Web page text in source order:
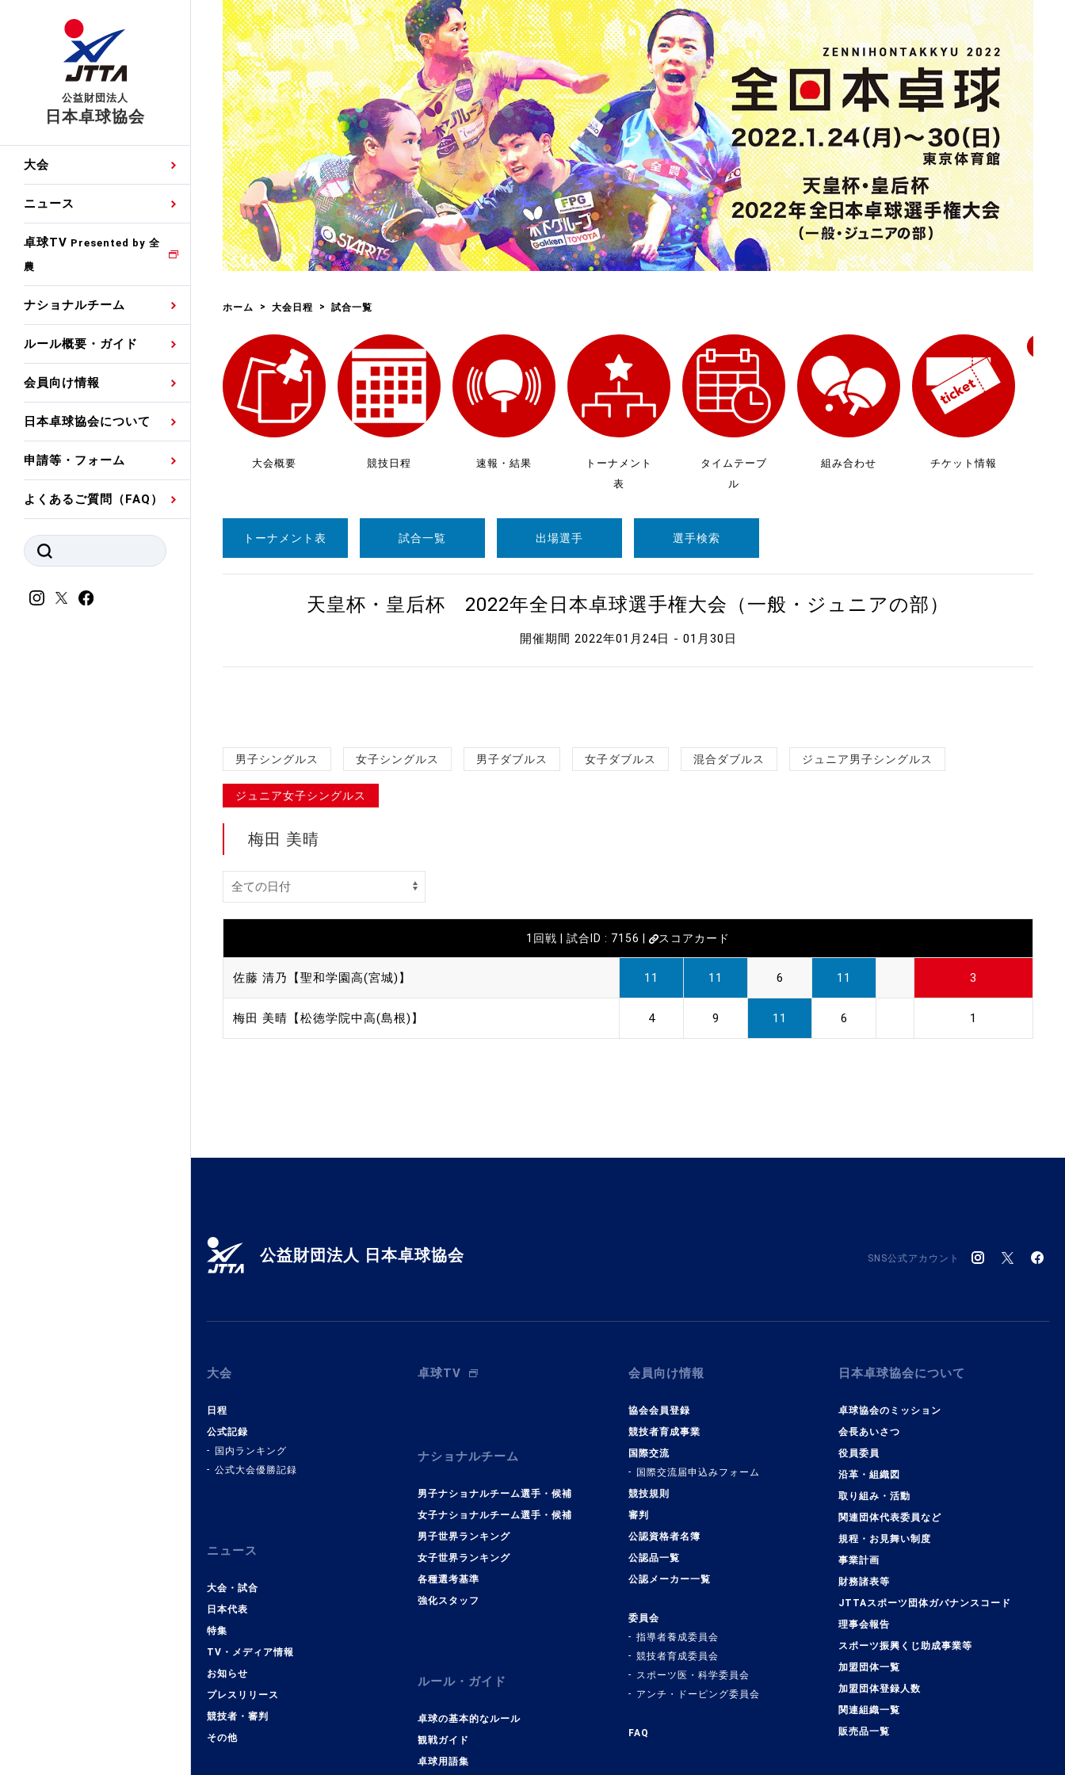
公益財団法人
日本卓球協会
大会 日程
公式記録
国内ランキング
ニュース
大会・試合
日本代表
特集
プレスリリース
競技者(パスウェイ)・審判
その他
卓球TV Presented by 全
農
ナショナルチーム
男子ナショナルチーム選
手・候補
女子ナショナルチーム選
手・候補
男子世界ランキング
女子世界ランキング
各種選考基準
強化スタッフ
ルール概要・ガイド
卓球の基本的なルール
競技規則
観戦ガイド
会員向け情報
協会会員登録
ゼッケンについて
競技者育成事業
公認資格者名簿
公認品一覧
公認メーカー一覧
指導者養成委員会
スポーツ医・科学委員会
日本卓球協会について
卓球協会のミッション
会長あいさつ
役員委員
関連団体代表委員など
規程・お見舞い制度
ハンドブックデータ
申請等・フォーム
国際交流届申込みフォーム
国際大会自主参加申請
競技ウエア広告申請
審判員ネームプレート制作
申込
よくあるご質問（FAQ）
ホーム 大会日程 試合一覧
大会概要 競技日程 速報・結果
トーナメント
表
タイムテーブ
ル
組み合わせ チケット情報
トーナメント表 試合一覧 出場選手 選手検索
天皇杯・皇后杯 2022年全日本卓球選手権大会（一般・ジュニアの部）
開催期間 2022年01月24日 - 01月30日
男子シングルス 女子シングルス 男子ダブルス 女子ダブルス 混合ダブルス ジュニア男子シングルス
ジュニア女子シングルス
梅田 美晴
1回戦 | 試合ID : 7156 | スコアカード
佐藤 清乃【聖和学園高(宮城)】 11 11 6 11 3
梅田 美晴【松徳学院中高(島根)】 4 9 11 6 1
公益財団法人 日本卓球協会 SNS公式アカウント
大会
日程
公式記録
国内ランキング
公式大会優勝記録
ニュース
大会・試合
日本代表
特集
TV・メディア情報
お知らせ
プレスリリース
競技者・審判
その他
卓球TV
ナショナルチーム
男子ナショナルチーム選手・候補
女子ナショナルチーム選手・候補
男子世界ランキング
女子世界ランキング
各種選考基準
強化スタッフ
ルール・ガイド
卓球の基本的なルール
観戦ガイド
卓球用語集
会員向け情報
協会会員登録
競技者育成事業
国際交流
国際交流届申込みフォーム
競技規則
審判
公認資格者名簿
公認品一覧
公認メーカー一覧
委員会
指導者養成委員会
競技者育成委員会
スポーツ医・科学委員会
アンチ・ドーピング委員会
FAQ
日本卓球協会について
卓球協会のミッション
会長あいさつ
役員委員
沿革・組織図
取り組み・活動
関連団体代表委員など
規程・お見舞い制度
事業計画
財務諸表等
JTTAスポーツ団体ガバナンスコード
理事会報告
スポーツ振興くじ助成事業等
加盟団体一覧
加盟団体登録人数
関連組織一覧
販売品一覧